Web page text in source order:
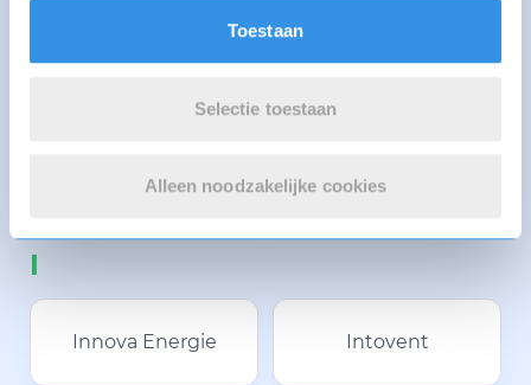
Toestaan
Selectie toestaan
Alleen noodzakelijke cookies
Huurwoningenland Huurwoningverhuur.nl
I
Innova Energie Intovent